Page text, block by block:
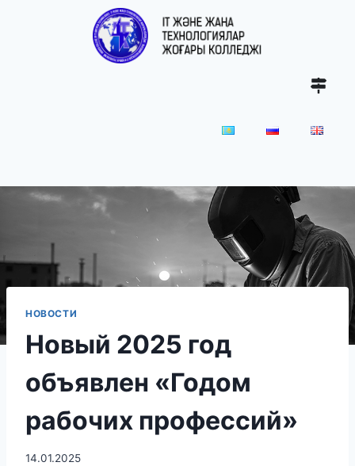
НОВОСТИ
Новый 2025 год
объявлен «Годом
рабочих профессий»
14.01.2025